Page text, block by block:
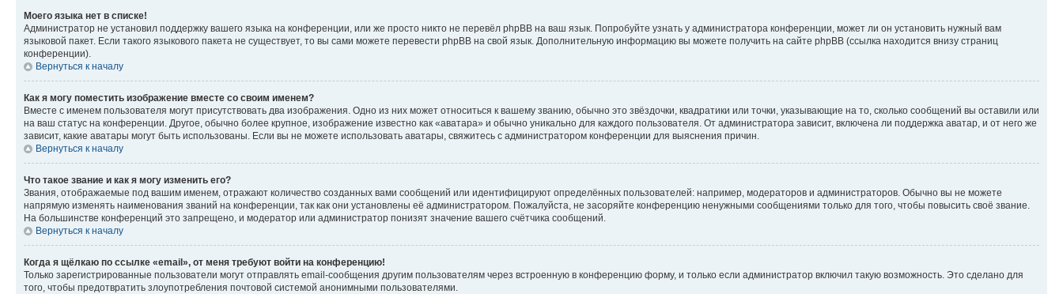
Моего языка нет в списке!
Администратор не установил поддержку вашего языка на конференции, или же просто никто не перевёл phpBB на ваш язык. Попробуйте узнать у администратора конференции, может ли он установить нужный вам
языковой пакет. Если такого языкового пакета не существует, то вы сами можете перевести phpBB на свой язык. Дополнительную информацию вы можете получить на сайте phpBB (ссылка находится внизу страниц
конференции).
Вернуться к началу
Как я могу поместить изображение вместе со своим именем?
Вместе с именем пользователя могут присутствовать два изображения. Одно из них может относиться к вашему званию, обычно это звёздочки, квадратики или точки, указывающие на то, сколько сообщений вы оставили или
на ваш статус на конференции. Другое, обычно более крупное, изображение известно как «аватара» и обычно уникально для каждого пользователя. От администратора зависит, включена ли поддержка аватар, и от него же
зависит, какие аватары могут быть использованы. Если вы не можете использовать аватары, свяжитесь с администратором конференции для выяснения причин.
Вернуться к началу
Что такое звание и как я могу изменить его?
Звания, отображаемые под вашим именем, отражают количество созданных вами сообщений или идентифицируют определённых пользователей: например, модераторов и администраторов. Обычно вы не можете
напрямую изменять наименования званий на конференции, так как они установлены её администратором. Пожалуйста, не засоряйте конференцию ненужными сообщениями только для того, чтобы повысить своё звание.
На большинстве конференций это запрещено, и модератор или администратор понизят значение вашего счётчика сообщений.
Вернуться к началу
Когда я щёлкаю по ссылке «email», от меня требуют войти на конференцию!
Только зарегистрированные пользователи могут отправлять email-сообщения другим пользователям через встроенную в конференцию форму, и только если администратор включил такую возможность. Это сделано для
того, чтобы предотвратить злоупотребления почтовой системой анонимными пользователями.